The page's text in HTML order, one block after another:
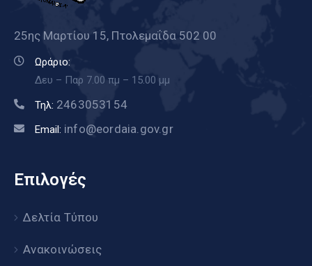
25ης Μαρτίου 15, Πτολεμαΐδα 502 00
Ωράριο:
Δευ – Παρ 7.00 πμ – 15.00 μμ
Τηλ: 2463053154
Email: info@eordaia.gov.gr
Επιλογές
Δελτία Τύπου
Ανακοινώσεις